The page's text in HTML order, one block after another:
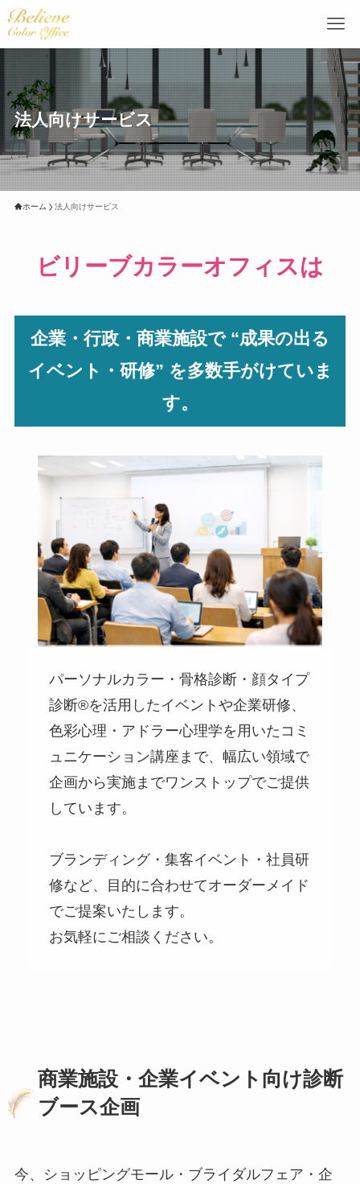
法人向けサービス
ホーム 法人向けサービス
ビリーブカラーオフィスは
企業・行政・商業施設で “成果の出る
イベント・研修” を多数手がけていま
す。
パーソナルカラー・骨格診断・顔タイプ
診断®を活用したイベントや企業研修、
色彩心理・アドラー心理学を用いたコミ
ュニケーション講座まで、幅広い領域で
企画から実施までワンストップでご提供
しています。
ブランディング・集客イベント・社員研
修など、目的に合わせてオーダーメイド
でご提案いたします。
お気軽にご相談ください。
商業施設・企業イベント向け診断
ブース企画
今、ショッピングモール・ブライダルフェア・企